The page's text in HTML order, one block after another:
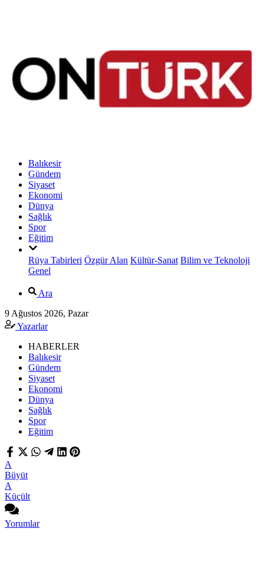
Balıkesir
Gündem
Siyaset
Ekonomi
Dünya
Sağlık
Spor
Eğitim
Rüya Tabirleri Özgür Alan Kültür-Sanat Bilim ve Teknoloji
Genel
Ara
9 Ağustos 2026, Pazar
Yazarlar
HABERLER
Balıkesir
Gündem
Siyaset
Ekonomi
Dünya
Sağlık
Spor
Eğitim
A
Büyüt
A
Küçült
Yorumlar